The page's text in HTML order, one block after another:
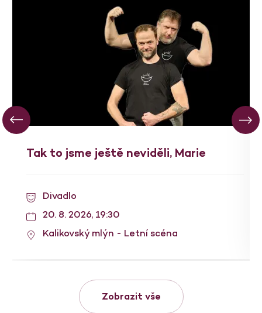
Tak to jsme ještě neviděli, Marie
Divadlo
20. 8. 2026, 19:30
Kalikovský mlýn - Letní scéna
Zobrazit vše